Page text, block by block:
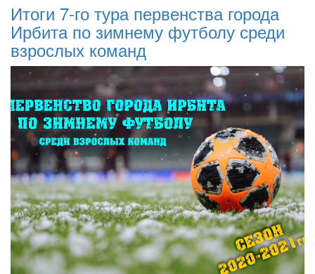
Итоги 7-го тура первенства города
Ирбита по зимнему футболу среди
взрослых команд